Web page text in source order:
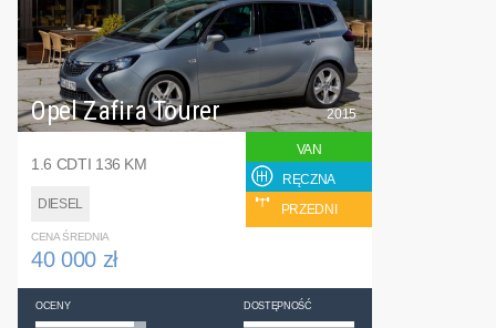
Opel Zafira Tourer
1.6 CDTI 136 KM
DIESEL
2015
VAN
RĘCZNA
PRZEDNI
CENA ŚREDNIA
40 000 zł
OCENY DOSTĘPNOŚĆ